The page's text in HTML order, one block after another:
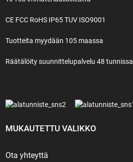
CE FCC RoHS IP65 TUV ISO9001
Tuotteita myydään 105 maassa
Räätälöity suunnittelupalvelu 48 tunnissa
MUKAUTETTU VALIKKO
Ota yhteyttä